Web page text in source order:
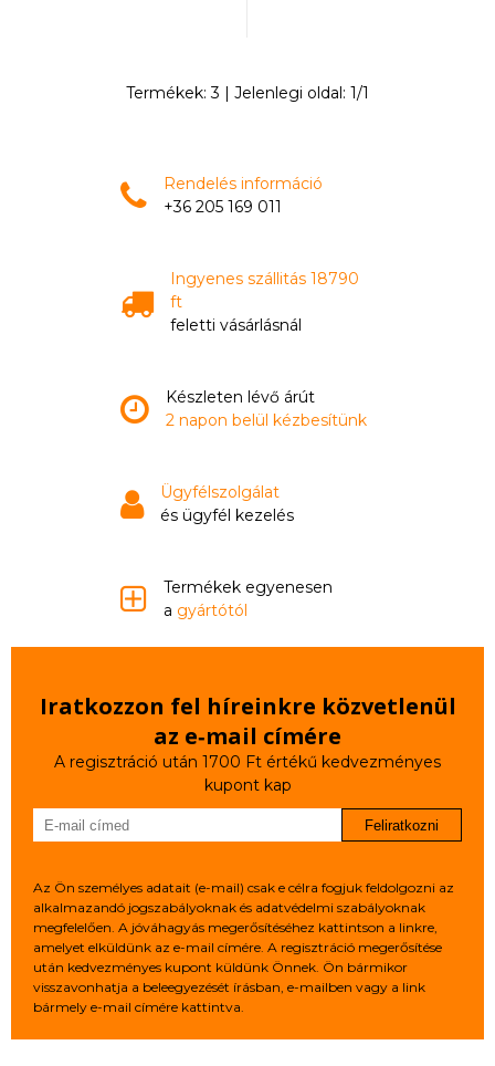
Termékek:3 | Jelenlegi oldal: 1/1
Rendelés információ
+36 205 169 011
Ingyenes szállitás 18790
ft
feletti vásárlásnál
Készleten lévő árút
2 napon belül kézbesítünk
Ügyfélszolgálat
és ügyfél kezelés
Termékek egyenesen
a gyártótól
Iratkozzon fel híreinkre közvetlenül
az e‑mail címére
A regisztráció után 1700 Ft értékű kedvezményes
kupont kap
Feliratkozni
Az Ön személyes adatait (e-mail) csak e célra fogjuk feldolgozni az
alkalmazandó jogszabályoknak és adatvédelmi szabályoknak
megfelelően. A jóváhagyás megerősítéséhez kattintson a linkre,
amelyet elküldünk az e-mail címére. A regisztráció megerősítése
után kedvezményes kupont küldünk Önnek. Ön bármikor
visszavonhatja a beleegyezését írásban, e-mailben vagy a link
bármely e-mail címére kattintva.